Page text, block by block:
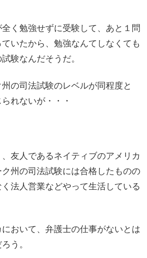
く勉強せずに受験して、あと１問
いたから、勉強なんてしなくても
験なんだそうだ。
の司法試験のレベルが同程度と
れないが・・・
友人であるネイティブのアメリカ
州の司法試験には合格したものの
法人営業などやって生活している
おいて、弁護士の仕事がないとは
う。